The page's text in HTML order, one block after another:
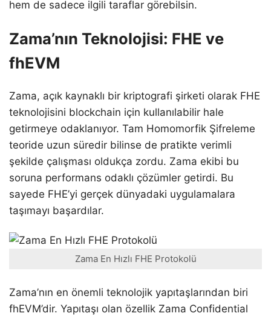
hem de sadece ilgili taraflar görebilsin.
Zama’nın Teknolojisi: FHE ve
fhEVM
Zama, açık kaynaklı bir kriptografi şirketi olarak FHE
teknolojisini blockchain için kullanılabilir hale
getirmeye odaklanıyor. Tam Homomorfik Şifreleme
teoride uzun süredir bilinse de pratikte verimli
şekilde çalışması oldukça zordu. Zama ekibi bu
soruna performans odaklı çözümler getirdi. Bu
sayede FHE’yi gerçek dünyadaki uygulamalara
taşımayı başardılar.
Zama En Hızlı FHE Protokolü
Zama’nın en önemli teknolojik yapıtaşlarından biri
fhEVM’dir. Yapıtaşı olan özellik Zama Confidential